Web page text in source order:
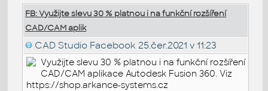
FB: Využijte slevu 30 % platnou i na funkční rozšíření
CAD/CAM aplik
CAD Studio Facebook 25.čer.2021 v 11:23
Využijte slevu 30 % platnou i na funkční rozšíření
CAD/CAM aplikace Autodesk Fusion 360. Viz
https://shop.arkance-systems.cz